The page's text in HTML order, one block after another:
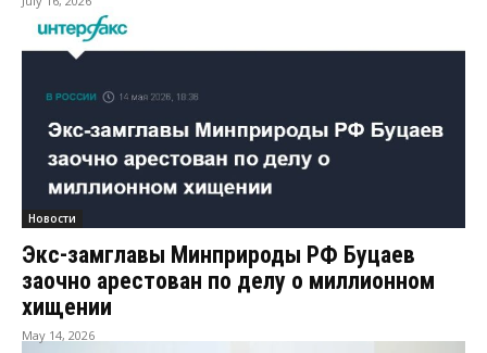
Новости
Экс-замглавы Минприроды РФ Буцаев
заочно арестован по делу о миллионном
хищении
May 14, 2026